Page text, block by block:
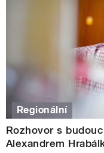
Regionální
Rozhovor s
Alexandrem